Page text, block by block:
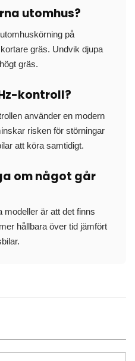
utomhus?
på
gräs. Undvik djupa
gräs.
kontroll?
använder en modern
risken för störningar
att köra samtidigt.
om något går
modeller är att det finns
hållbara över tid jämfört